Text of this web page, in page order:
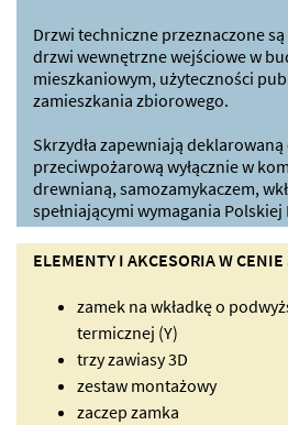
Drzwi techniczne przeznaczone
drzwi wewnętrzne wejściowe w
mieszkaniowym, użyteczności
zamieszkania zbiorowego.
Skrzydła zapewniają
przeciwpożarową wyłącznie w
drewnianą, samozamykaczem,
spełniającymi wymagania Polskiej
ELEMENTY I AKCESORIA W
zamek na wkładkę o
termicznej (Y)
trzy zawiasy 3D
zestaw montażowy
zaczep zamka